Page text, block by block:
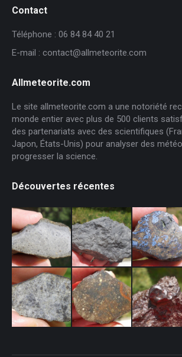
Contact
Téléphone : 06 84 84 40 21
E-mail : contact@allmeteorite.com
Allmeteorite.com
Le site allmeteorite.com a une notoriété
monde entier avec plus de 500 clients
des partenariats avec des scientifiques
Japon, États-Unis) pour analyser des
progresser la science.
Découvertes récentes